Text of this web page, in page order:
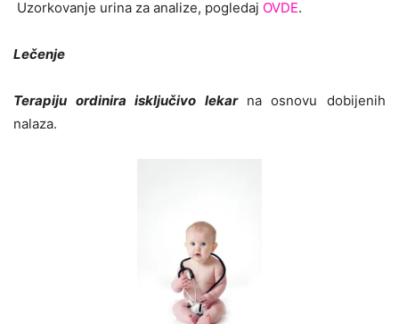
Uzorkovanje urina za analize, pogledaj OVDE.
Lečenje
Terapiju ordinira isključivo lekar na osnovu dobijenih
nalaza.